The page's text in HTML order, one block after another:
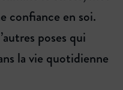
confiance en soi.
poses qui
la vie quotidienne